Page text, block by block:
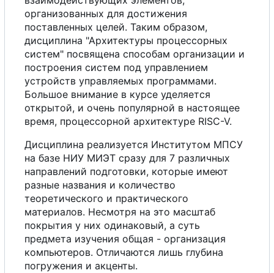
организованных для достижения
поставленных целей. Таким образом,
дисциплина "Архитектуры процессорных
систем" посвящена способам организации и
построения систем под управлением
устройств управляемых программами.
Большое внимание в курсе уделяется
открытой, и очень популярной в настоящее
время, процессорной архитектуре RISC-V.
Дисциплина реализуется Институтом МПСУ
на базе НИУ МИЭТ сразу для 7 различных
направлений подготовки, которые имеют
разные названия и количество
теоретического и практического
материалов. Несмотря на это масштаб
покрытия у них одинаковый, а суть
предмета изучения общая - организация
компьютеров. Отличаются лишь глубина
погружения и акценты.